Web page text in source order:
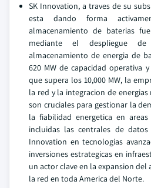
SK Innovation, a traves de su
esta dando forma
almacenamiento de baterias
mediante el despliegue
almacenamiento de energia de
620 MW de capacidad operativa
que supera los 10,000 MW, la
la red y la integracion de energias
son cruciales para gestionar la
la fiabilidad energetica en
incluidas las centrales de
Innovation en tecnologias
inversiones estrategicas en
un actor clave en la expansion del
la red en toda America del Norte.